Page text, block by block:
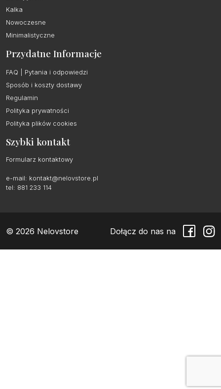
Kalka
Nowoczesne
Minimalistyczne
Przydatne Informacje
FAQ | Pytania i odpowiedzi
Sposób i koszty dostawy
Regulamin
Polityka prywatności
Polityka plików cookies
Szybki kontakt
Formularz kontaktowy
e-mail: kontakt@nelovstore.pl
tel: 881 233 114
© 2026 Nelovstore Dołącz do nas na